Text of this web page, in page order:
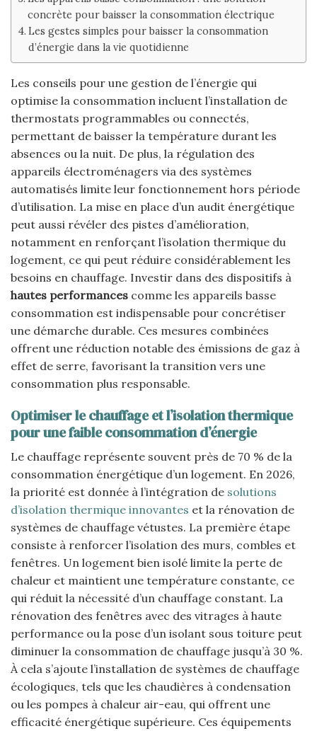
concrète pour baisser la consommation électrique
Les gestes simples pour baisser la consommation
d’énergie dans la vie quotidienne
Les conseils pour une gestion de l’énergie qui
optimise la consommation incluent l’installation de
thermostats programmables ou connectés,
permettant de baisser la température durant les
absences ou la nuit. De plus, la régulation des
appareils électroménagers via des systèmes
automatisés limite leur fonctionnement hors période
d’utilisation. La mise en place d’un audit énergétique
peut aussi révéler des pistes d’amélioration,
notamment en renforçant l’isolation thermique du
logement, ce qui peut réduire considérablement les
besoins en chauffage. Investir dans des dispositifs à
hautes performances comme les appareils basse
consommation est indispensable pour concrétiser
une démarche durable. Ces mesures combinées
offrent une réduction notable des émissions de gaz à
effet de serre, favorisant la transition vers une
consommation plus responsable.
Optimiser le chauffage et l’isolation thermique
pour une faible consommation d’énergie
Le chauffage représente souvent près de 70 % de la
consommation énergétique d’un logement. En 2026,
la priorité est donnée à l’intégration de solutions
d’isolation thermique innovantes et la rénovation de
systèmes de chauffage vétustes. La première étape
consiste à renforcer l’isolation des murs, combles et
fenêtres. Un logement bien isolé limite la perte de
chaleur et maintient une température constante, ce
qui réduit la nécessité d’un chauffage constant. La
rénovation des fenêtres avec des vitrages à haute
performance ou la pose d’un isolant sous toiture peut
diminuer la consommation de chauffage jusqu’à 30 %.
À cela s’ajoute l’installation de systèmes de chauffage
écologiques, tels que les chaudières à condensation
ou les pompes à chaleur air-eau, qui offrent une
efficacité énergétique supérieure. Ces équipements